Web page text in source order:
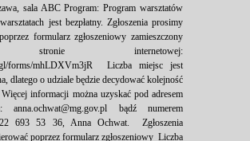
sala ABC Program: Program warsztatów
jest bezpłatny. Zgłoszenia prosimy
formularz zgłoszeniowy zamieszczony
internetowej:
forms/mhLDXVm3jR Liczba miejsc jest
dlatego o udziale będzie decydować kolejność
informacji można uzyskać pod adresem
anna.ochwat@mg.gov.pl bądź numerem
693 53 36, Anna Ochwat. Zgłoszenia
poprzez formularz zgłoszeniowy Liczba